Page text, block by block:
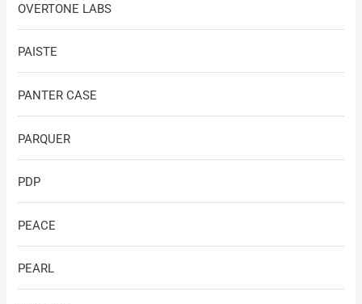
OVERTONE LABS
PAISTE
PANTER CASE
PARQUER
PDP
PEACE
PEARL